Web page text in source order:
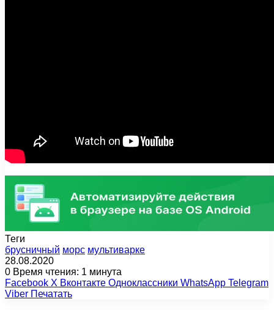
Теги
брусничный морс мультиварке
28.08.2020
0 Время чтения: 1 минута
Facebook X Вконтакте Одноклассники WhatsApp Telegram
Viber Печатать